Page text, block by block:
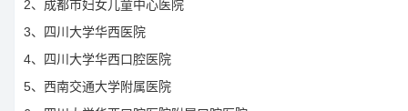
2、成都市妇女儿童中心医院
3、四川大学华西医院
4、四川大学华西口腔医院
5、西南交通大学附属医院